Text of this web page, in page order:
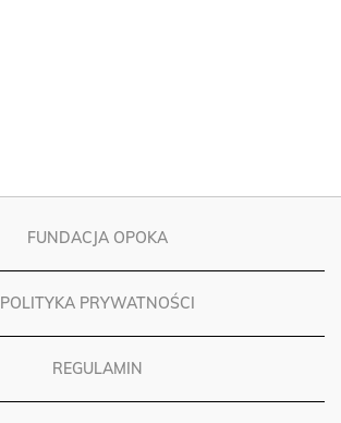
FUNDACJA OPOKA
POLITYKA PRYWATNOŚCI
REGULAMIN